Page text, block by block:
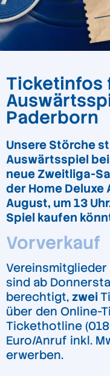
Ticketinfos
Paderborn
Unsere Störche
Auswärtsspiel
neue Zweitliga-
der Home Deluxe
August, um 13
Spiel kaufen
Vorverkauf
sind ab
berechtigt, zwei
über den Online-
Tickethotline
Euro/Anruf inkl.
erwerben.